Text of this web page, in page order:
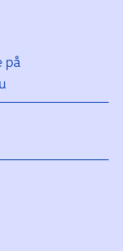
på